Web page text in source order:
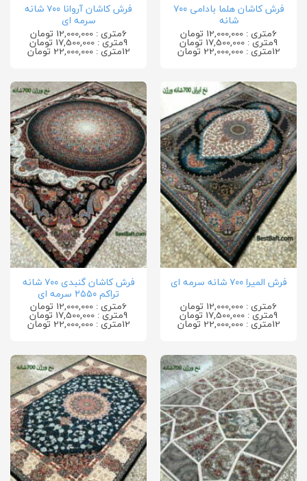
فرش کاشان هلما بادامی ۷۰۰
شانه
6متری : 12,000,000 تومان
9متری : 17,500,000 تومان
12متری : 22,000,000 تومان
فرش کاشان آروانا ۷۰۰ شانه
سرمه ای
6متری : 12,000,000 تومان
9متری : 17,500,000 تومان
12متری : 22,000,000 تومان
فرش المیرا ۷۰۰ شانه سرمه ای
6متری : 12,000,000 تومان
9متری : 17,500,000 تومان
12متری : 22,000,000 تومان
فرش کاشان گنبدی ۷۰۰ شانه
تراکم ۲۵۵۰ سرمه ای
6متری : 12,000,000 تومان
9متری : 17,500,000 تومان
12متری : 22,000,000 تومان